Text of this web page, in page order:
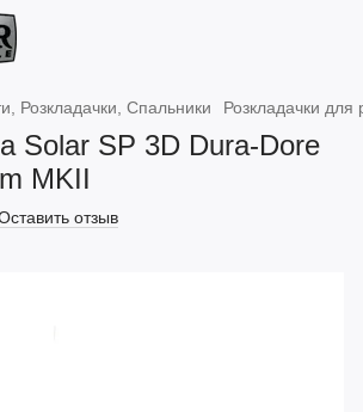
Розкладачки, Спальники Розкладачки для
Solar SP 3D Dura-Dore
MKII
отзыв